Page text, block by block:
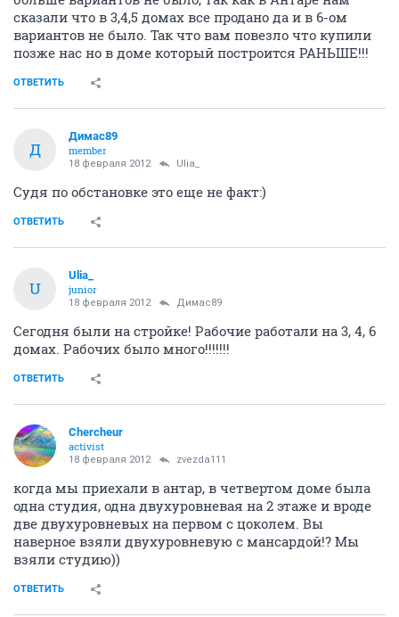
сказали что в 3,4,5 домах все продано да и в 6-ом
вариантов не было. Так что вам повезло что купили
позже нас но в доме который построится РАНЬШЕ!!!
ОТВЕТИТЬ
Д
Димас89
member
18 февраля 2012 Ulia_
Судя по обстановке это еще не факт:)
ОТВЕТИТЬ
U
Ulia_
junior
18 февраля 2012 Димас89
Сегодня были на стройке! Рабочие работали на 3, 4, 6
домах. Рабочих было много!!!!!!!
ОТВЕТИТЬ
Сhercheur
activist
18 февраля 2012 zvezda111
когда мы приехали в антар, в четвертом доме была
одна студия, одна двухуровневая на 2 этаже и вроде
две двухуровневых на первом с цоколем. Вы
наверное взяли двухуровневую с мансардой!? Мы
взяли студию))
ОТВЕТИТЬ